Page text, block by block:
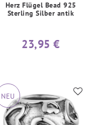
Herz Flügel Bead 925
Sterling Silber antik
23,95 €
NEU